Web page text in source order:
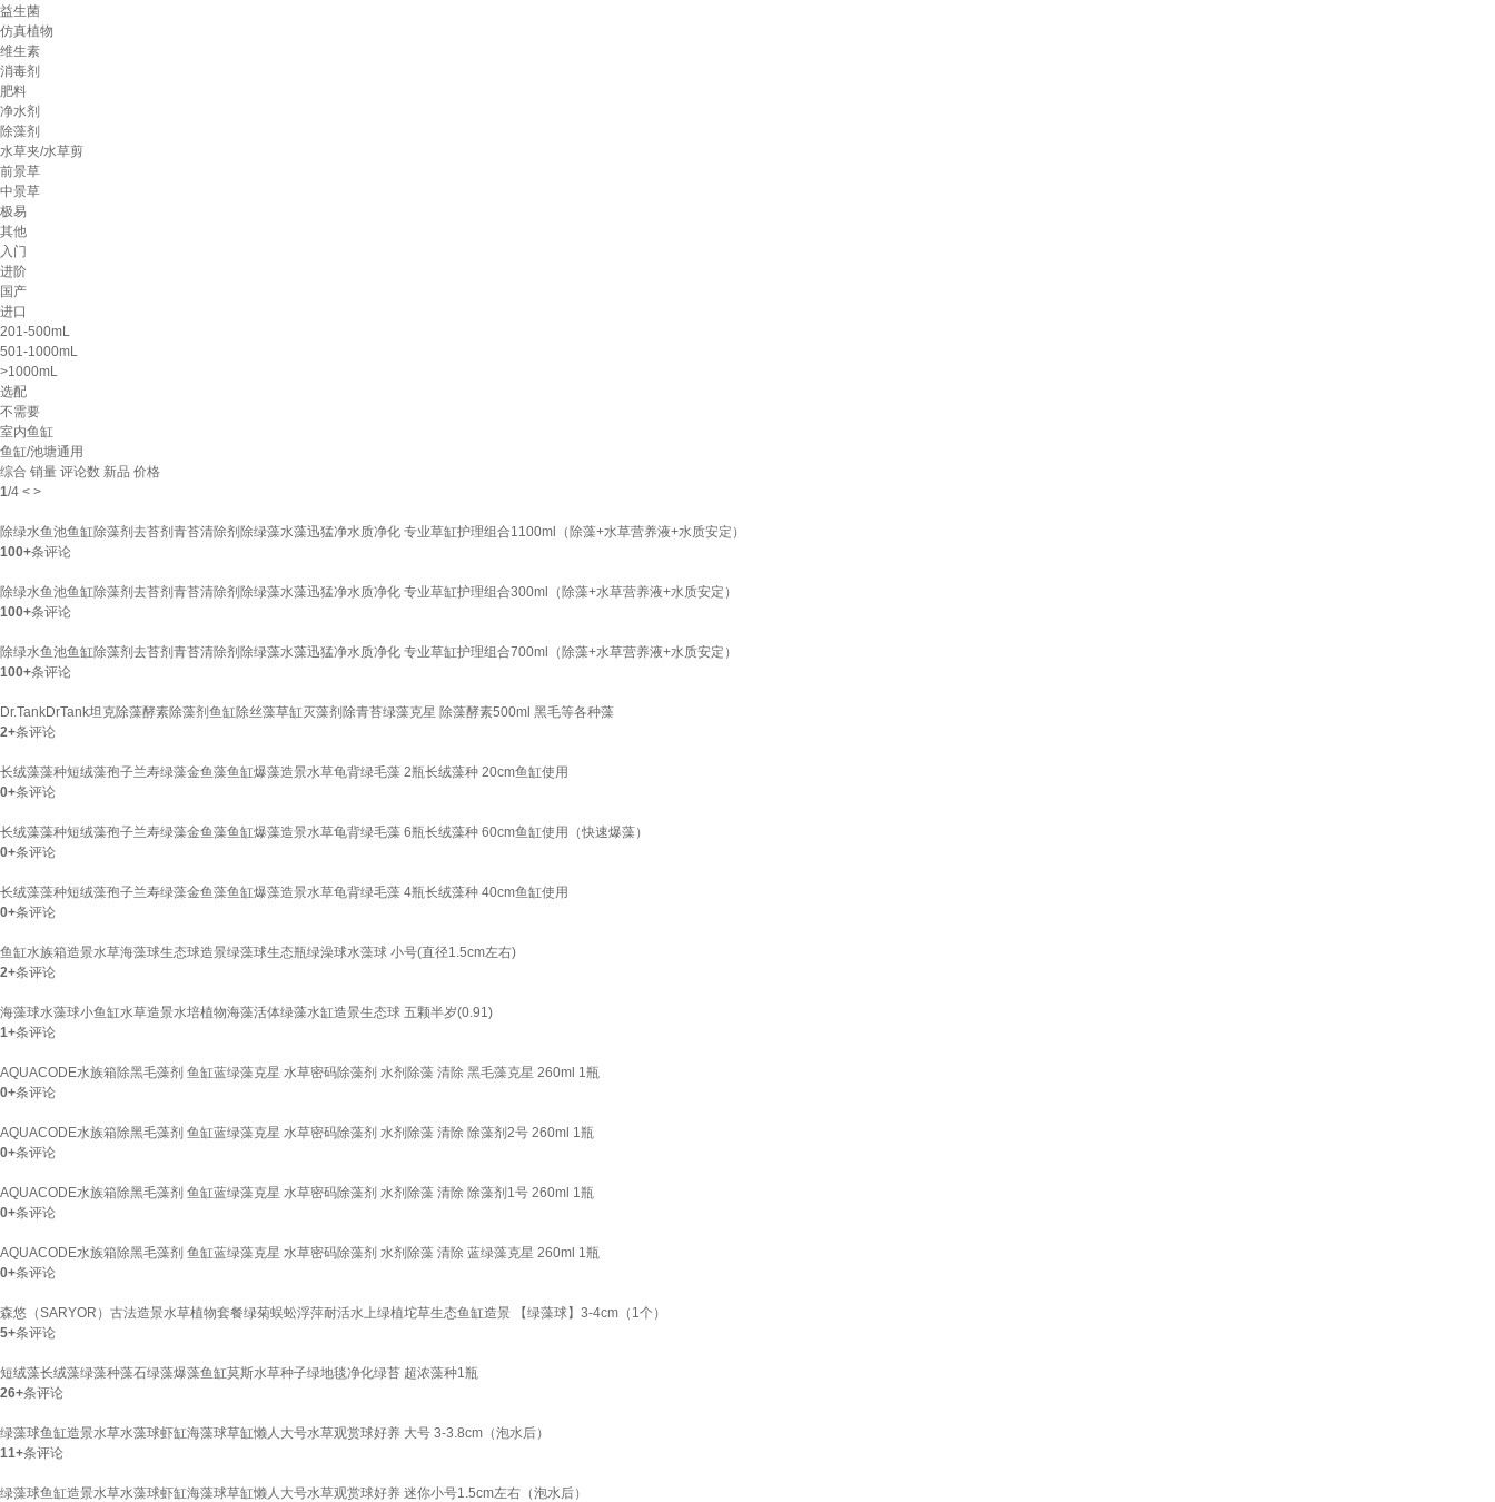
益生菌
仿真植物
维生素
消毒剂
肥料
净水剂
除藻剂
水草夹/水草剪
前景草
中景草
极易
其他
入门
进阶
国产
进口
201-500mL
501-1000mL
>1000mL
选配
不需要
室内鱼缸
鱼缸/池塘通用
综合 销量 评论数 新品 价格
1/4 < >
除绿水鱼池鱼缸除藻剂去苔剂青苔清除剂除绿藻水藻迅猛净水质净化 专业草缸护理组合1100ml（除藻+水草营养液+水质安定）
100+条评论
除绿水鱼池鱼缸除藻剂去苔剂青苔清除剂除绿藻水藻迅猛净水质净化 专业草缸护理组合300ml（除藻+水草营养液+水质安定）
100+条评论
除绿水鱼池鱼缸除藻剂去苔剂青苔清除剂除绿藻水藻迅猛净水质净化 专业草缸护理组合700ml（除藻+水草营养液+水质安定）
100+条评论
Dr.TankDrTank坦克除藻酵素除藻剂鱼缸除丝藻草缸灭藻剂除青苔绿藻克星 除藻酵素500ml 黑毛等各种藻
2+条评论
长绒藻藻种短绒藻孢子兰寿绿藻金鱼藻鱼缸爆藻造景水草龟背绿毛藻 2瓶长绒藻种 20cm鱼缸使用
0+条评论
长绒藻藻种短绒藻孢子兰寿绿藻金鱼藻鱼缸爆藻造景水草龟背绿毛藻 6瓶长绒藻种 60cm鱼缸使用（快速爆藻）
0+条评论
长绒藻藻种短绒藻孢子兰寿绿藻金鱼藻鱼缸爆藻造景水草龟背绿毛藻 4瓶长绒藻种 40cm鱼缸使用
0+条评论
鱼缸水族箱造景水草海藻球生态球造景绿藻球生态瓶绿澡球水藻球 小号(直径1.5cm左右)
2+条评论
海藻球水藻球小鱼缸水草造景水培植物海藻活体绿藻水缸造景生态球 五颗半岁(0.91)
1+条评论
AQUACODE水族箱除黑毛藻剂 鱼缸蓝绿藻克星 水草密码除藻剂 水剂除藻 清除 黑毛藻克星 260ml 1瓶
0+条评论
AQUACODE水族箱除黑毛藻剂 鱼缸蓝绿藻克星 水草密码除藻剂 水剂除藻 清除 除藻剂2号 260ml 1瓶
0+条评论
AQUACODE水族箱除黑毛藻剂 鱼缸蓝绿藻克星 水草密码除藻剂 水剂除藻 清除 除藻剂1号 260ml 1瓶
0+条评论
AQUACODE水族箱除黑毛藻剂 鱼缸蓝绿藻克星 水草密码除藻剂 水剂除藻 清除 蓝绿藻克星 260ml 1瓶
0+条评论
森悠（SARYOR）古法造景水草植物套餐绿菊蜈蚣浮萍耐活水上绿植坨草生态鱼缸造景 【绿藻球】3-4cm（1个）
5+条评论
短绒藻长绒藻绿藻种藻石绿藻爆藻鱼缸莫斯水草种子绿地毯净化绿苔 超浓藻种1瓶
26+条评论
绿藻球鱼缸造景水草水藻球虾缸海藻球草缸懒人大号水草观赏球好养 大号 3-3.8cm（泡水后）
11+条评论
绿藻球鱼缸造景水草水藻球虾缸海藻球草缸懒人大号水草观赏球好养 迷你小号1.5cm左右（泡水后）